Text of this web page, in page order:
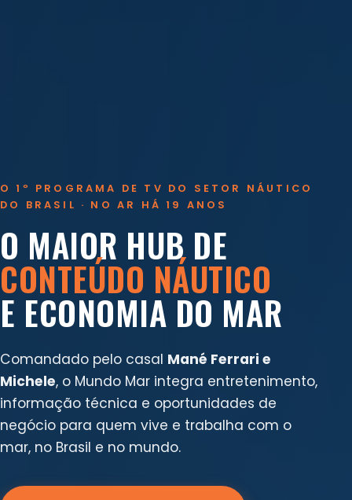
O 1º PROGRAMA DE TV DO SETOR NÁUTICO
DO BRASIL · NO AR HÁ 19 ANOS
O MAIOR HUB DE
CONTEÚDO NÁUTICO
E ECONOMIA DO MAR
Comandado pelo casal Mané Ferrari e
Michele, o Mundo Mar integra entretenimento,
informação técnica e oportunidades de
negócio para quem vive e trabalha com o
mar, no Brasil e no mundo.